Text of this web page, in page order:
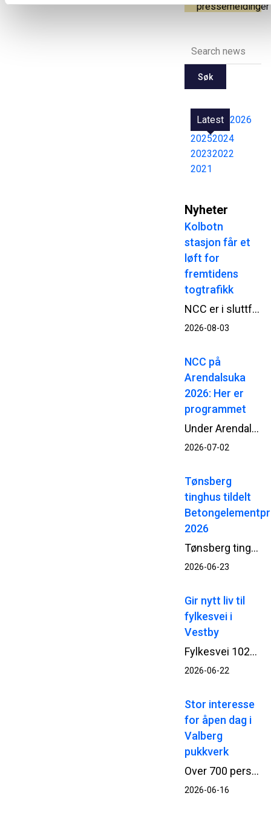
pressemeldinger
Søk
Latest 2026
20252024
20232022
2021
Nyheter
Kolbotn
stasjon får et
løft for
fremtidens
togtrafikk
NCC er i sluttfasen av en omfattende oppgradering av Kolbotn stasjon. Når passasjerene tar i bruk begge de nye plattformene fra 3. august, møter de en mer tilgjengelig og moderne stasjon, bygget mens togtrafikken i stor grad har gått som normalt.
2026-08-03
NCC på
Arendalsuka
2026: Her er
programmet
Under Arendalsuka 2026 deltar NCC i en rekke samtaler og debatter om blant annet beredskap, infrastruktur og gjennomføringsevne. Her får du full oversikt over arrangementene og hvor du kan møte oss.
2026-07-02
Tønsberg
tinghus tildelt
2026
Tønsberg tinghus er tildelt Betongelementprisen 2026 – en pris for arkitektur og byggverk som utmerker seg gjennom innovativ, bærekraftig og estetisk bruk av prefabrikkerte betongelementer. Bak prosjektet står Statsbygg, Add Arkitekter, NCC og Loe Betongelementer.
2026-06-23
Gir nytt liv til
fylkesvei i
Vestby
Fylkesvei 1026 i Vestby har fått nytt liv med økt bæreevne og en mer robust veikonstruksjon etter at NCC har ferdigstilt rehabilitering og asfaltering av den om lag 2 kilometer lange veistrekningen.
2026-06-22
Stor interesse
for åpen dag i
Valberg
pukkverk
Over 700 personer tok turen da NCC åpnet portene til Valberg pukkverk og inviterte til en innholdsrik og lærerik åpen dag lørdag 13. juni. Arrangementet ga et innblikk i virksomheten bak gjerdet – og interessen var stor.
2026-06-16